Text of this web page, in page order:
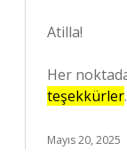
Atilla!
Her
teşekkürler.
Mayıs 20, 2025